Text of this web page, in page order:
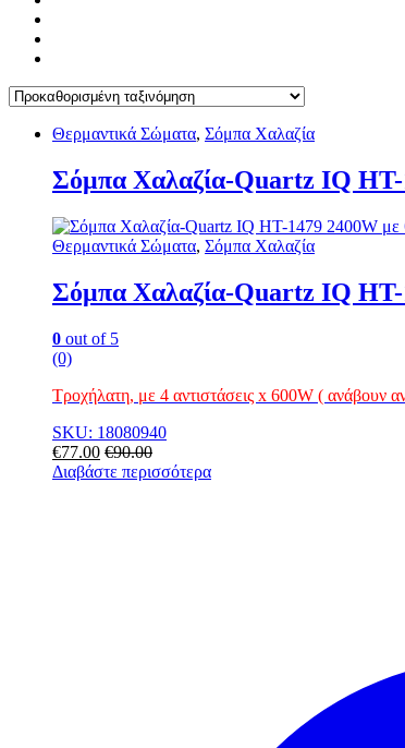
Θερμαντικά Σώματα, Σόμπα Χαλαζία
Σόμπα Χαλαζία-Quartz IQ HT-
Θερμαντικά Σώματα, Σόμπα Χαλαζία
Σόμπα Χαλαζία-Quartz IQ HT-
0 out of 5
(0)
Τροχήλατη, με 4 αντιστάσεις x 600W ( ανάβουν
SKU: 18080940
€77.00 €90.00
Διαβάστε περισσότερα